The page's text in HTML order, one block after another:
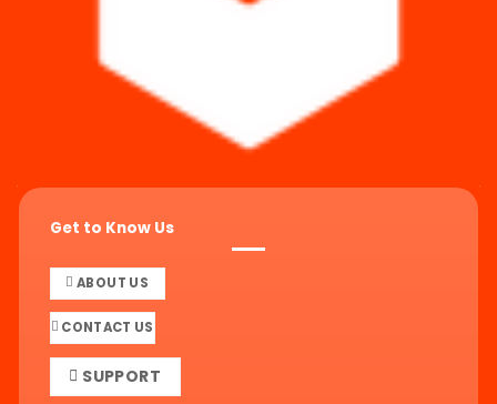
Get to Know Us
ABOUT US
CONTACT US
SUPPORT